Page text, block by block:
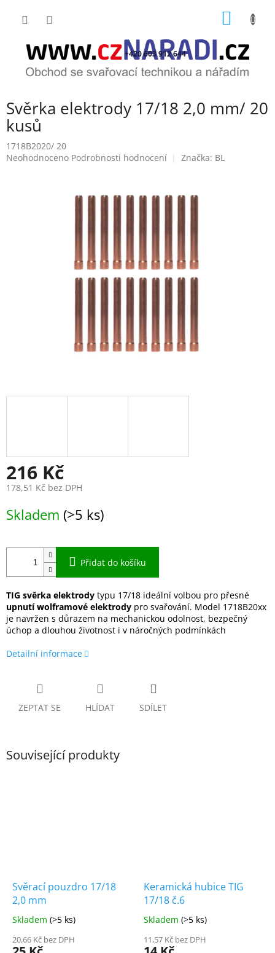
+420 603 912 644
Svěrka elektrody 17/18 2,0 mm/ 20
kusů
1718B2020/ 20
Průměrné
Neohodnoceno Podrobnosti hodnocení Značka: BL
216 Kč
178,51 Kč bez DPH
cena:
Skladem (>5 ks)
Přidat do košíku
TIG svěrka elektrody typu 17/18 ideální volbou pro přesné
upnutí wolframové elektrody pro svařování. Model 1718B20xx
je navržen s důrazem na mechanickou odolnost, bezpečný
úchop a dlouhou životnost i v náročných podmínkách
Detailní informace
ZEPTAT SE HLÍDAT SDÍLET
Související produkty
Svěrací pouzdro 17/18
2,0 mm
Skladem (>5 ks)
20,66 Kč bez DPH
Keramická hubice TIG
17/18 č.6
Skladem (>5 ks)
11,57 Kč bez DPH